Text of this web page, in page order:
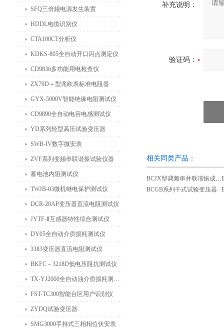
补充说明：
验证码：
相关同类产品：
BCJX型调频串并联谐振成套试验装置
BCGB系列干式试验变压器
SFQ三倍频电源发生装置
HDDL电缆识别仪
CTA100CT分析仪
KDKS-805全自动开口闪点测定仪
CD9836多功能用电检查仪
ZX79D＋型兆欧表标准电阻器
GYX-5000V智能绝缘电阻测试仪
CD9890全自动电容电感测试仪
YD系列轻型高压试验变压器
SWB-IV数字微安表
ZVF系列变频串联谐振试验仪器
蓄电池内阻测试仪
TWJB-03微机继电保护测试仪
DCR-20AP变压器直流电阻测试仪
JYTF-Ⅱ互感器特性综合测试仪
DY05全自动介质损耗测试仪
3383变压器直流电阻测试仪
BKFC－3218D低电压阻抗测试仪
TX-YJ2000全自动油介质损耗测试仪
FST-TC300智能台区用户识别仪
ZYDQ试验变压器
SMG3000手持式三相相位伏安表